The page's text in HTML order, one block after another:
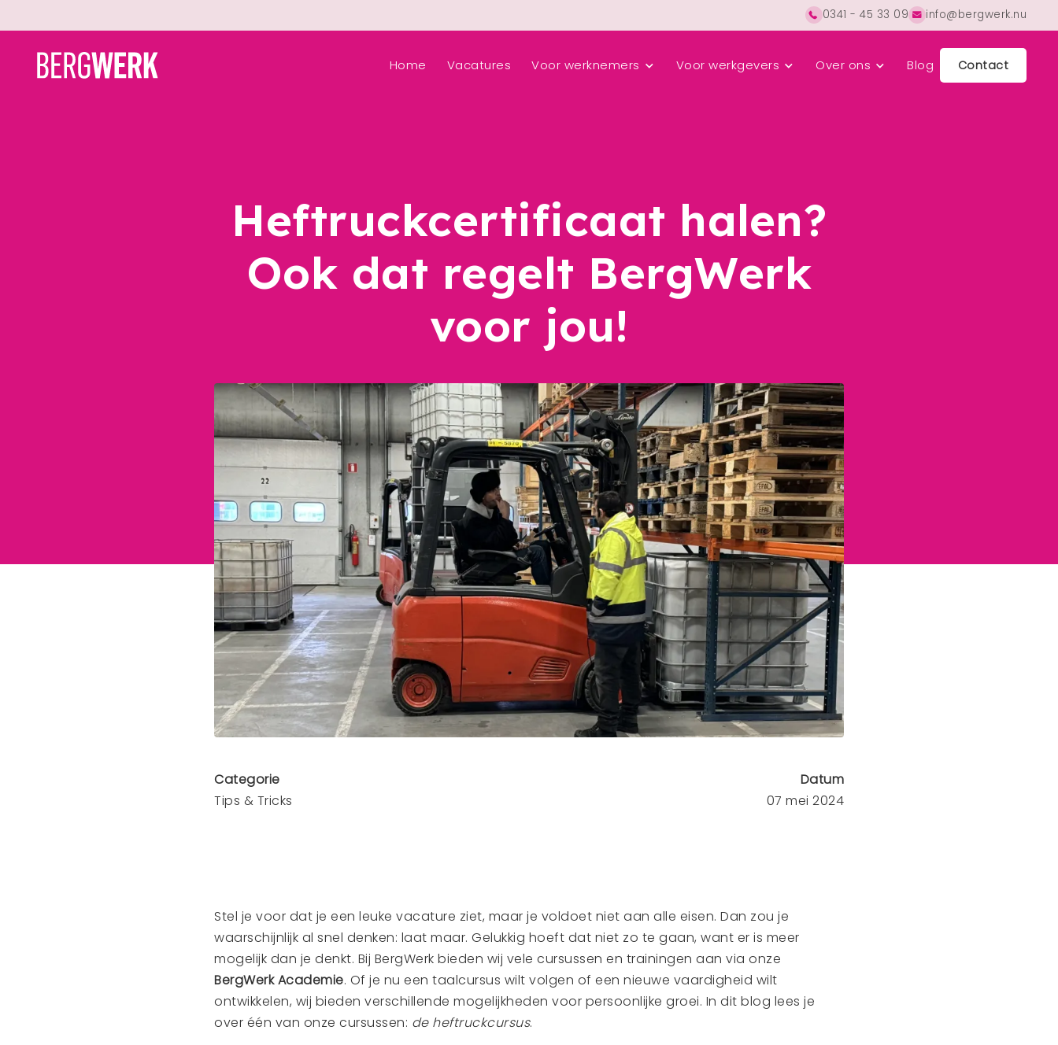
0341 - 45 33 09 info@bergwerk.nu
Home Vacatures Voor werknemers Voor werkgevers Over ons Blog Contact
Heftruckcertificaat halen?
Ook dat regelt BergWerk
voor jou!
Categorie
Tips & Tricks
Datum
07 mei 2024
Stel je voor dat je een leuke vacature ziet, maar je voldoet niet aan alle eisen. Dan zou je
waarschijnlijk al snel denken: laat maar. Gelukkig hoeft dat niet zo te gaan, want er is meer
mogelijk dan je denkt. Bij BergWerk bieden wij vele cursussen en trainingen aan via onze
BergWerk Academie. Of je nu een taalcursus wilt volgen of een nieuwe vaardigheid wilt
ontwikkelen, wij bieden verschillende mogelijkheden voor persoonlijke groei. In dit blog lees je
over één van onze cursussen: de heftruckcursus.